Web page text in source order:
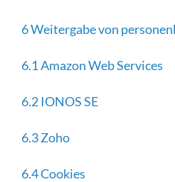
6 Weitergabe von
6.1 Amazon Web Services
6.2 IONOS SE
6.3 Zoho
6.4 Cookies